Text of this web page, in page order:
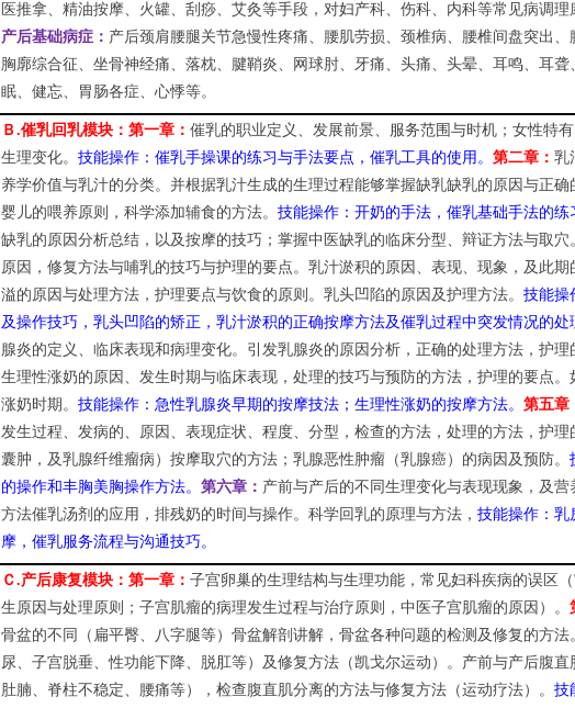
医推拿、精油按摩、火罐、刮痧、艾灸等手段，对妇产科、伤科、内科等常见病调理
产后基础病症： 产后颈肩腰腿关节急慢性疼痛、腰肌劳损、颈椎病、腰椎间盘突出、
胸廓综合征、坐骨神经痛、落枕、腱鞘炎、网球肘、牙痛、头痛、头晕、耳鸣、耳
眠、健忘、胃肠各症、心悸等。
Ｂ.催乳回乳模块：第一章：催乳的职业定义 、发展前景、 服务范围与时机；女性特有
生理变化。技能操作：催乳手操课的练习与手法要点，催乳工具的使用。第二章：乳
养学价值与乳汁的分类。并根据乳汁生成的生理过程能够掌握缺乳缺乳的原因与正
婴儿的喂养原则，科学添加辅食的方法。技能操作：开奶的手法，催乳基础手法的练
缺乳的原因分析总结，以及按摩的技巧；掌握中医缺乳的临床分型、辩证方法与取穴
原因，修复方法与哺乳的技巧与护理的要点。乳汁淤积的原因 、表现、现象，及此期
溢的原因与处理方法，护理要点与饮食的原则。乳头凹陷的原因及护理方法。技能操
及操作技巧，乳头凹陷的矫正，乳汁淤积的正确按摩方法及催乳过程中突发情况的处
腺炎的定义 、临床表现和病理变化。 引发乳腺炎的原因分析，正确的处理方法，护理
生理性涨奶的原因 、发生时期与临床表现，处理的技巧与预防的方法，护理的要点
涨奶时期 。技能操作：急性乳腺炎早期的按摩技法；生理性涨奶的按摩方法。第五章
发生过程、发病的、 原因 、表现症状、程度、分型，检查的方法，处理的方法，护
囊肿，及乳腺纤维瘤病）按摩取穴的方法；乳腺恶性肿瘤（乳腺癌）的病因及预防。
的操作和丰胸美胸操作方法。第六章： 产前与产后的不同生理变化与表现现象，及
方法催乳汤剂的应用，排残奶的时间与操作。科学回乳的原理与方法，技能操作：乳
摩 ，催乳服务流程与沟通技巧。
Ｃ.产后康复模块：第一章：子宫卵巢的生理结构与生理功能，常见妇科疾病的误区
生原因与处理原则；子宫肌瘤的病理发生过程与治疗原则，中医子宫肌瘤的原因）。
骨盆的不同（扁平臀、 八字腿等）骨盆解剖讲解，骨盆各种问题的检测及修复的方法
尿、子宫脱垂、性功能下降、 脱肛等）及修复方法（凯戈尔运动）。产前与产后腹
肚腩、 脊柱不稳定、 腰痛等），检查腹直肌分离的方法与修复方法（运动疗法）。技